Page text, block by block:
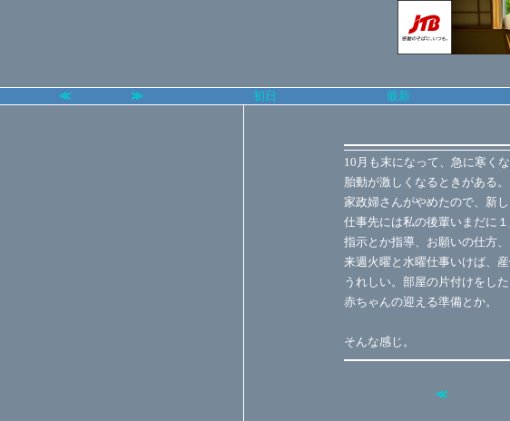
≪ ≫ 初日 最新
10月も末になって、急に寒く
胎動が激しくなるときがある。
家政婦さんがやめたので、新し
仕事先には私の後輩いまだに１
指示とか指導、お願いの仕方、
来週火曜と水曜仕事いけば、産
うれしい。部屋の片付けをした
赤ちゃんの迎える準備とか。
そんな感じ。
≪